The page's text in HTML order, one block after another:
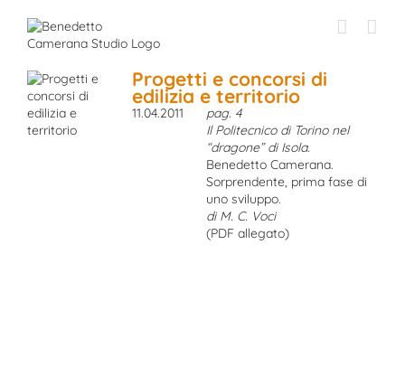
content
Progetti e concorsi di
edilizia e territorio
pag. 4
Il Politecnico di Torino nel
“dragone” di Isola.
Benedetto Camerana.
Sorprendente, prima fase di
uno sviluppo.
di M. C. Voci
(PDF allegato)
11.04.2011